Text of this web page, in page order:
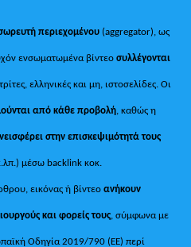
περιεχομένου (aggregator), ως
ενσωματωμένα βίντεοσυλλέγονται
ελληνικές και μη, ιστοσελίδες. Οι
από κάθε προβολή, καθώς η
στην επισκεψιμότητά τους
μέσω backlink κοκ.
εικόνας ή βίντεοανήκουν
και φορείς τους, σύμφωνα με
Οδηγία 2019/790 (ΕΕ) περί